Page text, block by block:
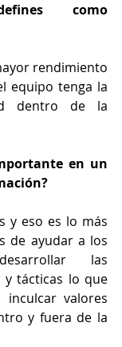
como
rendimiento
equipo tenga la
dentro de la
en un
y eso es lo más
de ayudar a los
las
y tácticas lo que
inculcar valores
y fuera de la